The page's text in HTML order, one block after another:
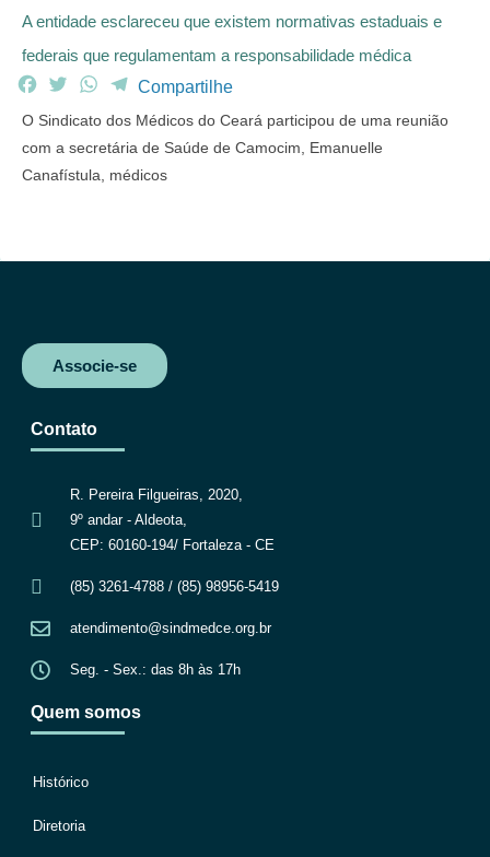
A entidade esclareceu que existem normativas estaduais e
federais que regulamentam a responsabilidade médica
F
c
e
b
T
i
t
t
W
a
t
s
T
e
g
Compartilhe
O Sindicato dos Médicos do Ceará participou de uma reunião
com a secretária de Saúde de Camocim, Emanuelle
Canafístula, médicos
Associe-se
Contato
R. Pereira Filgueiras, 2020,
9º andar - Aldeota,
CEP: 60160-194/ Fortaleza - CE
(85) 3261-4788 / (85) 98956-5419
atendimento@sindmedce.org.br
Seg. - Sex.: das 8h às 17h
Quem somos
Histórico
Diretoria